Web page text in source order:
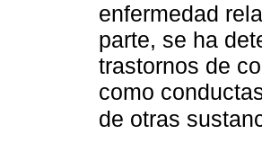
enfermedad
parte, se ha
trastornos de
como
de otras